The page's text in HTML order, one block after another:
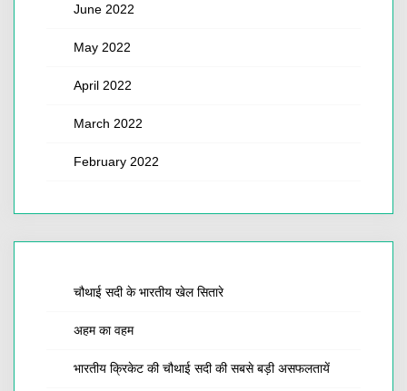
June 2022
May 2022
April 2022
March 2022
February 2022
चौथाई सदी के भारतीय खेल सितारे
अहम का वहम
भारतीय क्रिकेट की चौथाई सदी की सबसे बड़ी असफलतायें